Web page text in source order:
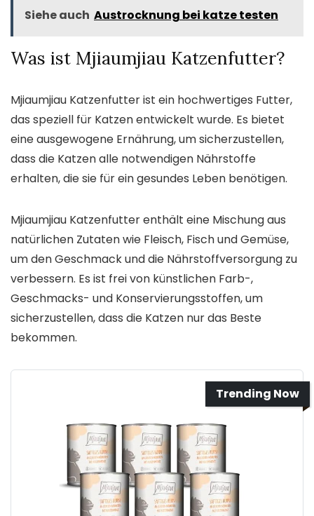
Siehe auch Austrocknung bei katze testen
Was ist Mjiaumjiau Katzenfutter?
Mjiaumjiau Katzenfutter ist ein hochwertiges Futter,
das speziell für Katzen entwickelt wurde. Es bietet
eine ausgewogene Ernährung, um sicherzustellen,
dass die Katzen alle notwendigen Nährstoffe
erhalten, die sie für ein gesundes Leben benötigen.
Mjiaumjiau Katzenfutter enthält eine Mischung aus
natürlichen Zutaten wie Fleisch, Fisch und Gemüse,
um den Geschmack und die Nährstoffversorgung zu
verbessern. Es ist frei von künstlichen Farb-,
Geschmacks- und Konservierungsstoffen, um
sicherzustellen, dass die Katzen nur das Beste
bekommen.
Trending Now